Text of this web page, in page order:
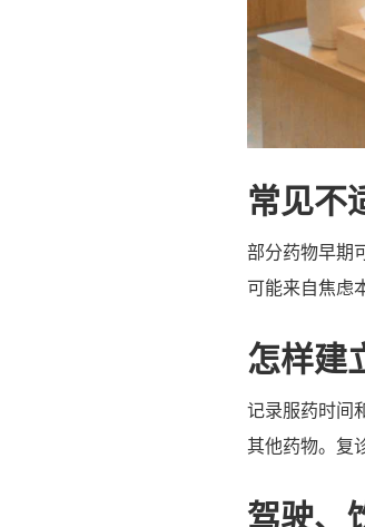
常见不
部分药物早期
可能来自焦虑
怎样建
记录服药时间
其他药物。复
驾驶、